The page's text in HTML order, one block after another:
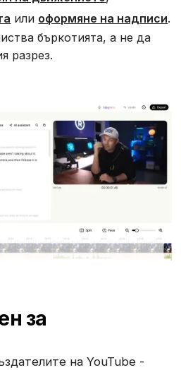
или оформяне на надписи.
бъркотията, а не да
разрез.
за
на YouTube -